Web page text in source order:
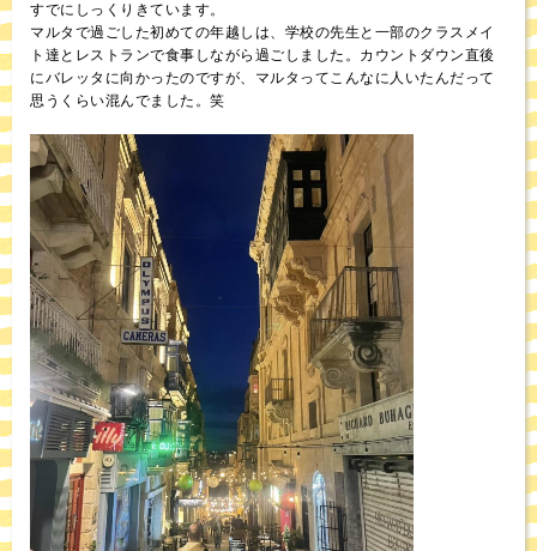
すでにしっくりきています。
マルタで過ごした初めての年越しは、学校の先生と一部のクラスメイ
ト達とレストランで食事しながら過ごしました。カウントダウン直後
にバレッタに向かったのですが、マルタってこんなに人いたんだって
思うくらい混んでました。笑